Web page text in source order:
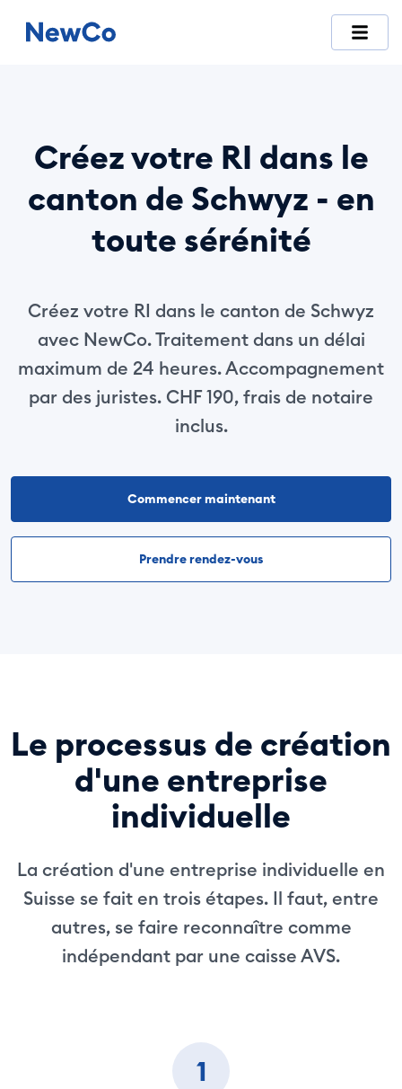
Créez votre RI dans le
canton de Schwyz - en
toute sérénité
Créez votre RI dans le canton de Schwyz
avec NewCo. Traitement dans un délai
maximum de 24 heures. Accompagnement
par des juristes. CHF 190, frais de notaire
inclus.
Commencer maintenant
Prendre rendez-vous
Le processus de création
d'une entreprise
individuelle
La création d'une entreprise individuelle en
Suisse se fait en trois étapes. Il faut, entre
autres, se faire reconnaître comme
indépendant par une caisse AVS.
1